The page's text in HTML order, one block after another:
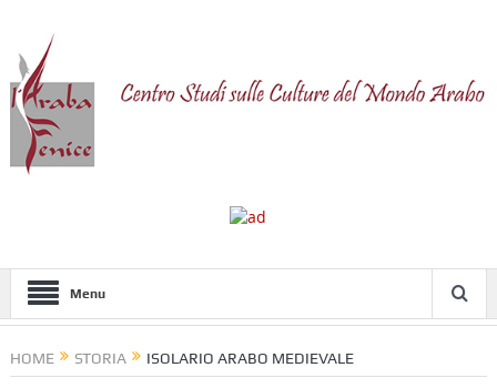
Menu
HOME STORIA ISOLARIO ARABO MEDIEVALE